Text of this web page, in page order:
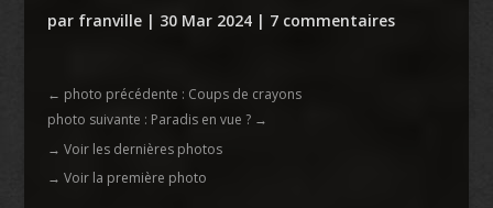
par franville| 30 Mar 2024| 7 commentaires
← photo précédente : Coups de crayons
photo suivante : Paradis en vue ?→
→ Voir les dernières photos
→ Voir la première photo